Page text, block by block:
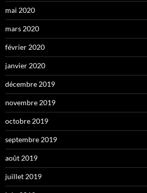
mai 2020
mars 2020
février 2020
janvier 2020
décembre 2019
novembre 2019
octobre 2019
septembre 2019
août 2019
juillet 2019